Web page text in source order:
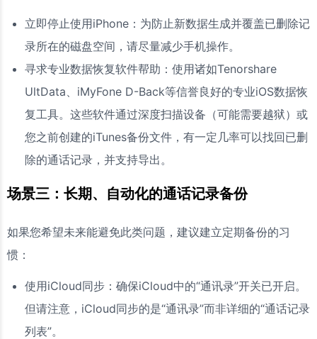
立即停止使用iPhone：为防止新数据生成并覆盖已删除记
录所在的磁盘空间，请尽量减少手机操作。
寻求专业数据恢复软件帮助：使用诸如Tenorshare
UltData、iMyFone D-Back等信誉良好的专业iOS数据恢
复工具。这些软件通过深度扫描设备（可能需要越狱）或
您之前创建的iTunes备份文件，有一定几率可以找回已删
除的通话记录，并支持导出。
场景三：长期、自动化的通话记录备份
如果您希望未来能避免此类问题，建议建立定期备份的习
惯：
使用iCloud同步：确保iCloud中的“通讯录”开关已开启。
但请注意，iCloud同步的是“通讯录”而非详细的“通话记录
列表”。